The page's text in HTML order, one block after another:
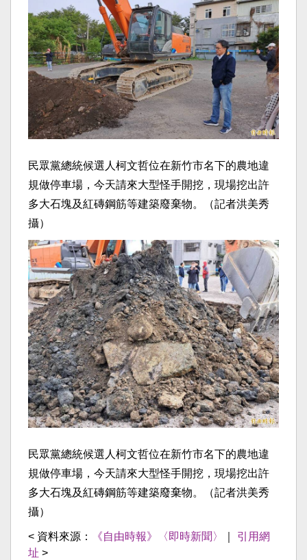
民眾黨總統候選人柯文哲位在新竹市名下的農地違
規做停車場，今天請來大型怪手開挖，現場挖出許
多大石塊及紅磚鋼筋等建築廢棄物。（記者洪美秀
攝）
民眾黨總統候選人柯文哲位在新竹市名下的農地違
規做停車場，今天請來大型怪手開挖，現場挖出許
多大石塊及紅磚鋼筋等建築廢棄物。（記者洪美秀
攝）
< 資料來源： 《自由時報》〈即時新聞〉
引用網
址 >